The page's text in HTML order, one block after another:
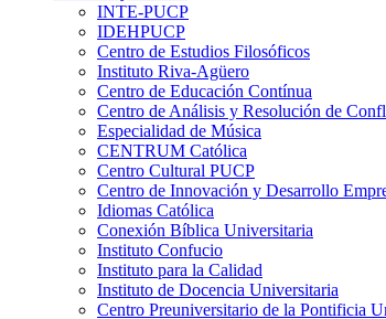
INTE-PUCP
IDEHPUCP
Centro de Estudios Filosóficos
Instituto Riva-Agüero
Centro de Educación Contínua
Centro de Análisis y Resolución de
Especialidad de Música
CENTRUM Católica
Centro Cultural PUCP
Centro de Innovación y Desarrollo
Idiomas Católica
Conexión Bíblica Universitaria
Instituto Confucio
Instituto para la Calidad
Instituto de Docencia Universitaria
Centro Preuniversitario de la Pontificia